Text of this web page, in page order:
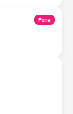
Feria